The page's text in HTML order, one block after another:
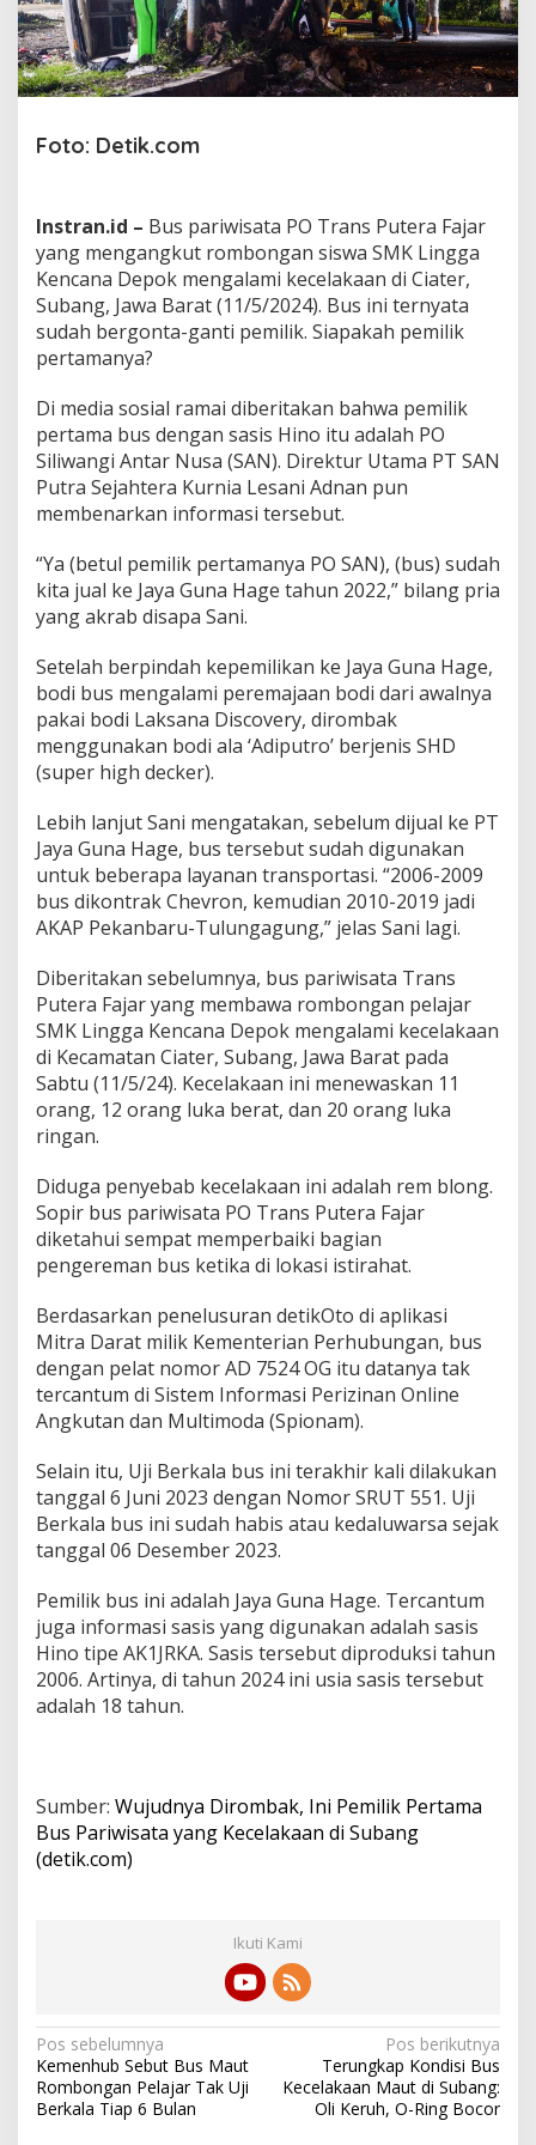
n
i
P
e
m
l
i
e
r
a
m
a
P
a
r
w
i
a
t
a
y
n
g
K
e
c
e
a
k
a
a
n
d
S
u
b
a
n
g
Foto: Detik.com
Instran.id – Bus pariwisata PO Trans Putera Fajar
yang mengangkut rombongan siswa SMK Lingga
Kencana Depok mengalami kecelakaan di Ciater,
Subang, Jawa Barat (11/5/2024). Bus ini ternyata
sudah bergonta-ganti pemilik. Siapakah pemilik
pertamanya?
Di media sosial ramai diberitakan bahwa pemilik
pertama bus dengan sasis Hino itu adalah PO
Siliwangi Antar Nusa (SAN). Direktur Utama PT SAN
Putra Sejahtera Kurnia Lesani Adnan pun
membenarkan informasi tersebut.
“Ya (betul pemilik pertamanya PO SAN), (bus) sudah
kita jual ke Jaya Guna Hage tahun 2022,” bilang pria
yang akrab disapa Sani.
Setelah berpindah kepemilikan ke Jaya Guna Hage,
bodi bus mengalami peremajaan bodi dari awalnya
pakai bodi Laksana Discovery, dirombak
menggunakan bodi ala ‘Adiputro’ berjenis SHD
(super high decker).
Lebih lanjut Sani mengatakan, sebelum dijual ke PT
Jaya Guna Hage, bus tersebut sudah digunakan
untuk beberapa layanan transportasi. “2006-2009
bus dikontrak Chevron, kemudian 2010-2019 jadi
AKAP Pekanbaru-Tulungagung,” jelas Sani lagi.
Diberitakan sebelumnya, bus pariwisata Trans
Putera Fajar yang membawa rombongan pelajar
SMK Lingga Kencana Depok mengalami kecelakaan
di Kecamatan Ciater, Subang, Jawa Barat pada
Sabtu (11/5/24). Kecelakaan ini menewaskan 11
orang, 12 orang luka berat, dan 20 orang luka
ringan.
Diduga penyebab kecelakaan ini adalah rem blong.
Sopir bus pariwisata PO Trans Putera Fajar
diketahui sempat memperbaiki bagian
pengereman bus ketika di lokasi istirahat.
Berdasarkan penelusuran detikOto di aplikasi
Mitra Darat milik Kementerian Perhubungan, bus
dengan pelat nomor AD 7524 OG itu datanya tak
tercantum di Sistem Informasi Perizinan Online
Angkutan dan Multimoda (Spionam).
Selain itu, Uji Berkala bus ini terakhir kali dilakukan
tanggal 6 Juni 2023 dengan Nomor SRUT 551. Uji
Berkala bus ini sudah habis atau kedaluwarsa sejak
tanggal 06 Desember 2023.
Pemilik bus ini adalah Jaya Guna Hage. Tercantum
juga informasi sasis yang digunakan adalah sasis
Hino tipe AK1JRKA. Sasis tersebut diproduksi tahun
2006. Artinya, di tahun 2024 ini usia sasis tersebut
adalah 18 tahun.
Sumber: Wujudnya Dirombak, Ini Pemilik Pertama
Bus Pariwisata yang Kecelakaan di Subang
(detik.com)
Ikuti Kami
N
a
v
Pos sebelumnya
Kemenhub Sebut Bus Maut
Rombongan Pelajar Tak Uji
Berkala Tiap 6 Bulan
Pos berikutnya
Terungkap Kondisi Bus
Kecelakaan Maut di Subang:
Oli Keruh, O-Ring Bocor